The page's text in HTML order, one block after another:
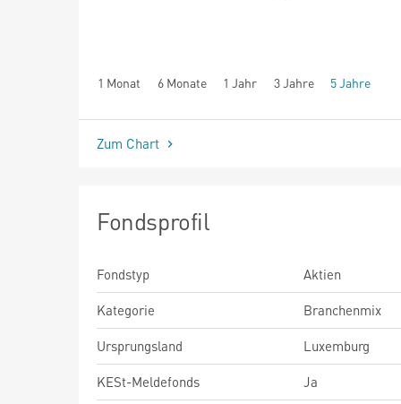
1 Monat 6 Monate 1 Jahr 3 Jahre 5 Jahre
seit Beginn
Zum Chart
Fondsprofil
Fondstyp
Aktien
Kategorie
Branchenmix
Ursprungsland
Luxemburg
KESt-Meldefonds
Ja